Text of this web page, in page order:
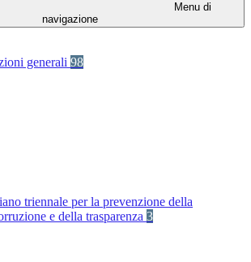
Menu di
navigazione
generali 98
triennale per la prevenzione della
e della trasparenza 3